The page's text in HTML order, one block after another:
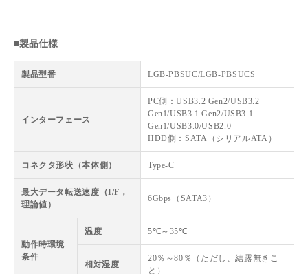
■製品仕様
製品型番 LGB-PBSUC/LGB-PBSUCS
インターフェース
PC側：USB3.2 Gen2/USB3.2
Gen1/USB3.1 Gen2/USB3.1
Gen1/USB3.0/USB2.0
HDD側：SATA（シリアルATA）
コネクタ形状（本体側） Type-C
最大データ転送速度（I/F，
理論値）
6Gbps（SATA3）
動作時環境
条件
温度 5℃～35℃
相対湿度
20％～80％（ただし、結露無きこ
と）